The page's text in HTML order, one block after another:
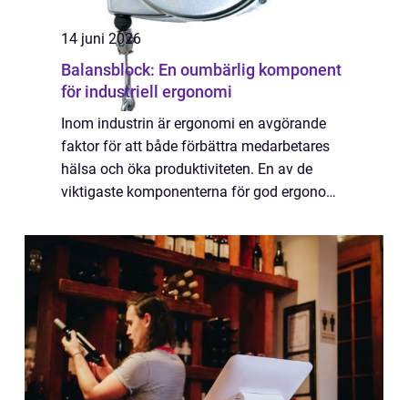
14 juni 2026
Balansblock: En oumbärlig komponent
för industriell ergonomi
Inom industrin är ergonomi en avgörande
faktor för att både förbättra medarbetares
hälsa och öka produktiviteten. En av de
viktigaste komponenterna för god ergonomi